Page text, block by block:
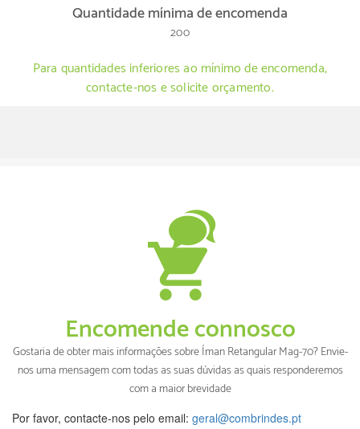
Quantidade mínima de encomenda
200
Para quantidades inferiores ao mínimo de encomenda,
contacte-nos e solicite orçamento.
Encomende connosco
Gostaria de obter mais informações sobre Íman Retangular Mag-70? Envie-
nos uma mensagem com todas as suas dúvidas as quais responderemos
com a maior brevidade
Por favor, contacte-nos pelo email: geral@combrindes.pt